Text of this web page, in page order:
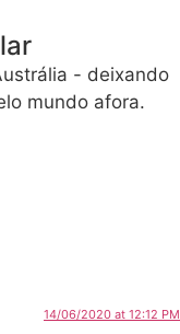
- deixando
mundo afora.
14/06/2020 at 12:12 PM